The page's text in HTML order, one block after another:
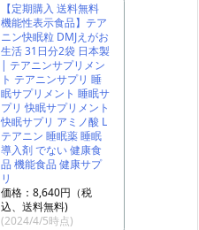
【定期購入 送料無料
機能性表示食品】テア
ニン快眠粒 DMJえがお
生活 31日分2袋 日本製
| テアニンサプリメン
ト テアニンサプリ 睡
眠サプリメント 睡眠サ
プリ 快眠サプリメント
快眠サプリ アミノ酸 L
テアニン 睡眠薬 睡眠
導入剤 でない 健康食
品 機能食品 健康サプ
リ
価格：8,640円（税
込、送料無料)
(2024/4/5時点)